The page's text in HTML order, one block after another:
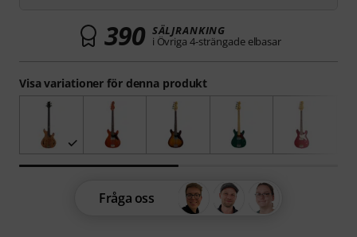
Visa variationer för denna produkt
390 SÄLJRANKING
i Övriga 4-strängade elbasar
Fråga oss